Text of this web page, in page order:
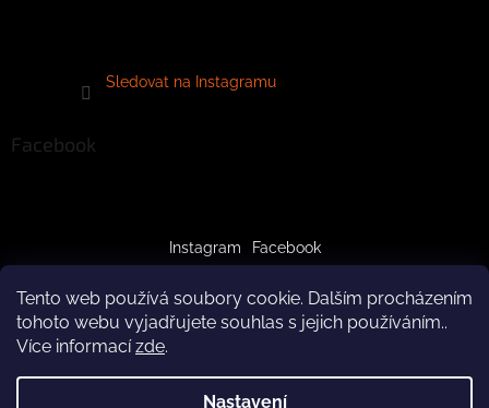
Tento web používá soubory cookie. Dalším procházením
tohoto webu vyjadřujete souhlas s jejich používáním..
Více informacízde.
Nastavení
Sledovat na Instagramu
Facebook
Instagram Facebook